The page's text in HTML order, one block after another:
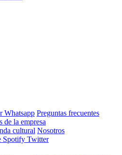
Whatsapp Preguntas frecuentes
de la empresa
cultural Nosotros
Spotify Twitter